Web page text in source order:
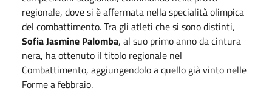
regionale, dove si è affermata nella specialità olimpica
del combattimento. Tra gli atleti che si sono distinti,
SofiaJasmine Palomba, al suo primo anno da cintura
nera, ha ottenuto il titolo regionale nel
Combattimento, aggiungendolo a quello già vinto nelle
Forme a febbraio.